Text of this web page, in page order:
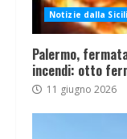
Notizie dalla
Palermo,
incendi: otto
11 giugno 2026